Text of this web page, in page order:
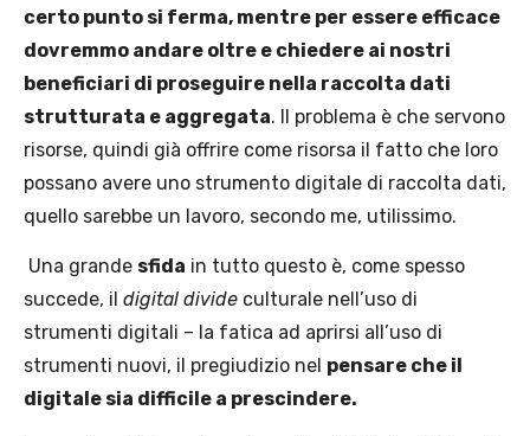
certo punto si ferma, mentre per essere efficace
dovremmo andare oltre e chiedere ai nostri
beneficiari di proseguire nella raccolta dati
strutturata e aggregata. Il problema è che servono
risorse, quindi già offrire come risorsa il fatto che loro
possano avere uno strumento digitale di raccolta dati,
quello sarebbe un lavoro, secondo me, utilissimo.
Una grande sfida in tutto questo è, come spesso
succede, il digital divide culturale nell’uso di
strumenti digitali – la fatica ad aprirsi all’uso di
strumenti nuovi, il pregiudizio nel pensare che il
digitale sia difficile a prescindere.